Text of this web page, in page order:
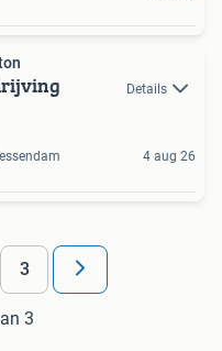
Details
4 aug 26
3
3